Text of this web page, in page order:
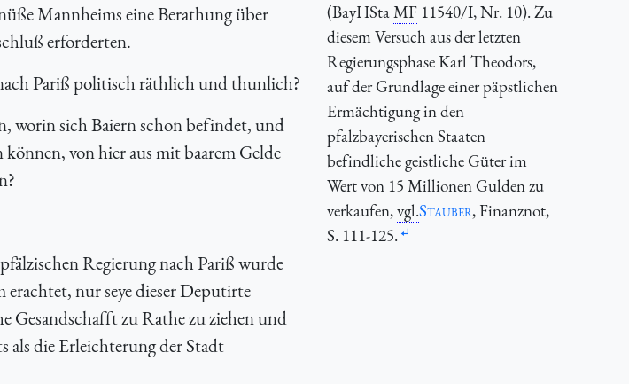
Mannheims eine Berathung über
erforderten.
Pariß politisch räthlich und thunlich?
worin sich Baiern schon befindet, und
von hier aus mit baarem Gelde
Regierung nach Pariß wurde
nur seye dieser Deputirte
Gesandschafft zu Rathe zu ziehen und
die Erleichterung der Stadt
(BayHStaMF 11540/I, Nr. 10). Zu
diesem Versuch aus der letzten
Regierungsphase Karl Theodors,
auf der Grundlage einer päpstlichen
Ermächtigung in den
pfalzbayerischen Staaten
befindliche geistliche Güter im
Wert von 15 Millionen Gulden zu
verkaufen,vgl.Stauber, Finanznot,
S. 111-125.